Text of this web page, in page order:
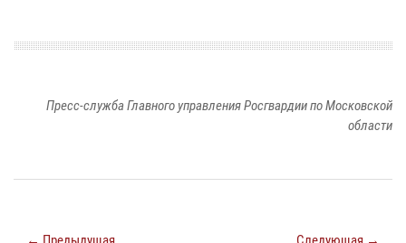
Пресс-служба Главного управления Росгвардии по Московской
области